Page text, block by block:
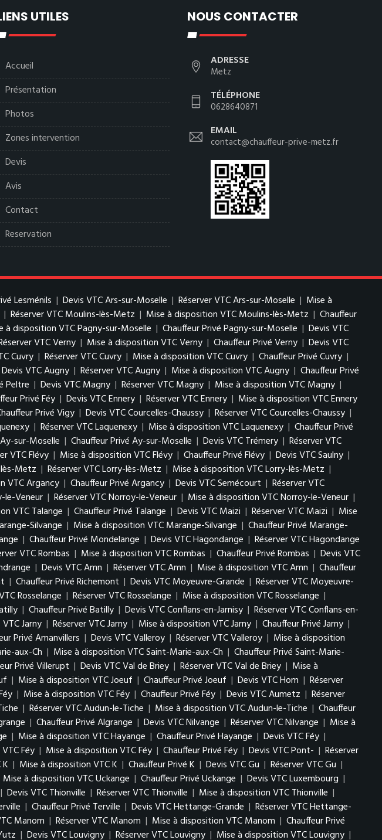
UTILES
Accueil
Présentation
Photos
Zones intervention
Devis
Avis
Contact
Reservation
NOUS CONTACTER
ADRESSE
Metz
TÉLÉPHONE
0628640871
EMAIL
contact@chauffeur-prive-metz.fr
Lesménils | Devis VTC Ars-sur-Moselle | Réserver VTC Ars-sur-Moselle | Mise à
| Réserver VTC Moulins-lès-Metz | Mise à disposition VTC Moulins-lès-Metz | Chauffeur
à disposition VTC Pagny-sur-Moselle | Chauffeur Privé Pagny-sur-Moselle | Devis VTC
VTC Verny | Mise à disposition VTC Verny | Chauffeur Privé Verny | Devis VTC
Cuvry | Réserver VTC Cuvry | Mise à disposition VTC Cuvry | Chauffeur Privé Cuvry |
Devis VTC Augny | Réserver VTC Augny | Mise à disposition VTC Augny | Chauffeur Privé
Peltre | Devis VTC Magny | Réserver VTC Magny | Mise à disposition VTC Magny |
Privé Féy | Devis VTC Ennery | Réserver VTC Ennery | Mise à disposition VTC Ennery
Privé Vigy | Devis VTC Courcelles-Chaussy | Réserver VTC Courcelles-Chaussy |
| Réserver VTC Laquenexy | Mise à disposition VTC Laquenexy | Chauffeur Privé
sur-Moselle | Chauffeur Privé Ay-sur-Moselle | Devis VTC Trémery | Réserver VTC
VTC Flévy | Mise à disposition VTC Flévy | Chauffeur Privé Flévy | Devis VTC Saulny |
Metz | Réserver VTC Lorry-lès-Metz | Mise à disposition VTC Lorry-lès-Metz |
VTC Argancy | Chauffeur Privé Argancy | Devis VTC Semécourt | Réserver VTC
le-Veneur | Réserver VTC Norroy-le-Veneur | Mise à disposition VTC Norroy-le-Veneur |
VTC Talange | Chauffeur Privé Talange | Devis VTC Maizi | Réserver VTC Maizi | Mise
Silvange | Mise à disposition VTC Marange-Silvange | Chauffeur Privé Marange-
| Chauffeur Privé Mondelange | Devis VTC Hagondange | Réserver VTC Hagondange
VTC Rombas | Mise à disposition VTC Rombas | Chauffeur Privé Rombas | Devis VTC
| Devis VTC Amn | Réserver VTC Amn | Mise à disposition VTC Amn | Chauffeur
| Chauffeur Privé Richemont | Devis VTC Moyeuvre-Grande | Réserver VTC Moyeuvre-
Rosselange | Réserver VTC Rosselange | Mise à disposition VTC Rosselange |
| Chauffeur Privé Batilly | Devis VTC Conflans-en-Jarnisy | Réserver VTC Conflans-en-
Jarny | Réserver VTC Jarny | Mise à disposition VTC Jarny | Chauffeur Privé Jarny |
Privé Amanvillers | Devis VTC Valleroy | Réserver VTC Valleroy | Mise à disposition
aux-Ch | Mise à disposition VTC Saint-Marie-aux-Ch | Chauffeur Privé Saint-Marie-
Privé Villerupt | Devis VTC Val de Briey | Réserver VTC Val de Briey | Mise à
| Mise à disposition VTC Joeuf | Chauffeur Privé Joeuf | Devis VTC Hom | Réserver
| Mise à disposition VTC Féy | Chauffeur Privé Féy | Devis VTC Aumetz | Réserver
| Réserver VTC Audun-le-Tiche | Mise à disposition VTC Audun-le-Tiche | Chauffeur
| Chauffeur Privé Algrange | Devis VTC Nilvange | Réserver VTC Nilvange | Mise à
| Mise à disposition VTC Hayange | Chauffeur Privé Hayange | Devis VTC Féy |
Féy | Mise à disposition VTC Féy | Chauffeur Privé Féy | Devis VTC Pont- | Réserver
| Mise à disposition VTC K | Chauffeur Privé K | Devis VTC Gu | Réserver VTC Gu |
Mise à disposition VTC Uckange | Chauffeur Privé Uckange | Devis VTC Luxembourg |
| Devis VTC Thionville | Réserver VTC Thionville | Mise à disposition VTC Thionville |
| Chauffeur Privé Terville | Devis VTC Hettange-Grande | Réserver VTC Hettange-
Manom | Réserver VTC Manom | Mise à disposition VTC Manom | Chauffeur Privé
| Devis VTC Louvigny | Réserver VTC Louvigny | Mise à disposition VTC Louvigny |